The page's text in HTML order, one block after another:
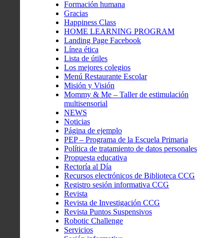
Formación humana
Gracias
Happiness Class
HOME LEARNING PROGRAM
Landing Page Facebook
Línea ética
Lista de útiles
Los mejores colegios
Menú Restaurante Escolar
Misión y Visión
Mommy & Me – Taller de estimulación
multisensorial
NEWS
Noticias
Página de ejemplo
PEP – Programa de la Escuela Primaria
Política de tratamiento de datos personales
Propuesta educativa
Rectoría al Día
Recursos electrónicos de Biblioteca CCG
Registro sesión informativa CCG
Revista
Revista de Investigación CCG
Revista Puntos Suspensivos
Robotic Challenge
Servicios